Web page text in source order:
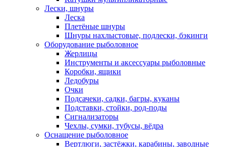
Лески, шнуры
Леска
Плетёные шнуры
Шнуры нахлыстовые, подлески, бэкинги
Оборудование рыболовное
Жерлицы
Инструменты и аксессуары рыболовные
Коробки, ящики
Ледобуры
Очки
Подсачеки, садки, багры, куканы
Подставки, стойки, род-поды
Сигнализаторы
Чехлы, сумки, тубусы, вёдра
Оснащение рыболовное
Вертлюги, застёжки, карабины, заводные